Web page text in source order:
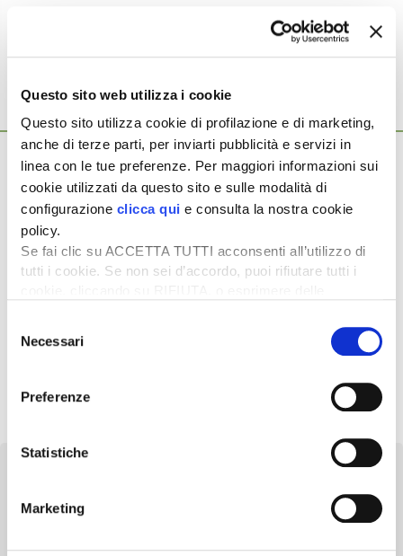
Questo sito web utilizza i cookie
Questo sito utilizza cookie di profilazione e di marketing,
anche di terze parti, per inviarti pubblicità e servizi in
linea con le tue preferenze. Per maggiori informazioni sui
cookie utilizzati da questo sito e sulle modalità di
configurazione clicca qui e consulta la nostra cookie
policy.
Se fai clic su ACCETTA TUTTI acconsenti all’utilizzo di
tutti i cookie. Se non sei d’accordo, puoi rifiutare tutti i
desideri accettare e cliccando ACCETTA SELEZIONATI.
delNecessari
Preferenze
Statistiche
Marketing
Ti potrebbero interessare anche...
13 Luglio 2021
Rinnovato il contratto nazionale del
contoterzismo
È stato sottoscritto il rinnovo del contratto collettivo
nazionale di lavoro (ccnl) per i lavoratori dipendenti delle
imprese che esercitano […]
apripista su assicurazioni e Duvri
sezione agromeccanici e affini di Venezia e Rovigo si sono
riuniti, il 23 […]
Newsletter